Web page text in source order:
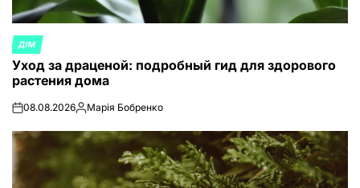
ОПУБЛИКОВАНО
В
ДІМ
Уход за драценой: подробный гид для здорового
растения дома
on08.08.2026Запись
Марія Бобренко